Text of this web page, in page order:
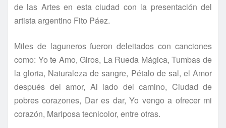
de las Artes en esta ciudad con la presentación del
artista argentino Fito Páez.
Miles de laguneros fueron deleitados con canciones
como: Yo te Amo, Giros, La Rueda Mágica, Tumbas de
la gloria, Naturaleza de sangre, Pétalo de sal, el Amor
después del amor, Al lado del camino, Ciudad de
pobres corazones, Dar es dar, Yo vengo a ofrecer mi
corazón, Mariposa tecnicolor, entre otras.